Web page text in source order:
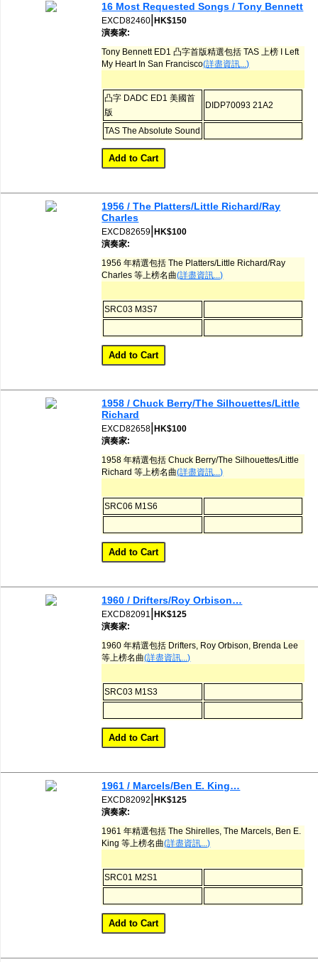
16 Most Requested Songs / Tony Bennett
EXCD82460 |HK$150
演奏家:
Tony Bennett ED1 凸字首版精選包括 TAS 上榜 I Left
My Heart In San Francisco(詳盡資訊...)
凸字 DADC ED1 美國首
版
DIDP70093 21A2
TAS The Absolute Sound
1956 / The Platters/Little Richard/Ray
Charles
EXCD82659 |HK$100
演奏家:
1956 年精選包括 The Platters/Little Richard/Ray
Charles 等上榜名曲(詳盡資訊...)
SRC03 M3S7
1958 / Chuck Berry/The Silhouettes/Little
Richard
EXCD82658 |HK$100
演奏家:
1958 年精選包括 Chuck Berry/The Silhouettes/Little
Richard 等上榜名曲(詳盡資訊...)
SRC06 M1S6
1960 / Drifters/Roy Orbison…
EXCD82091 |HK$125
演奏家:
1960 年精選包括 Drifters, Roy Orbison, Brenda Lee
等上榜名曲(詳盡資訊...)
SRC03 M1S3
1961 / Marcels/Ben E. King…
EXCD82092 |HK$125
演奏家:
1961 年精選包括 The Shirelles, The Marcels, Ben E.
King 等上榜名曲(詳盡資訊...)
SRC01 M2S1